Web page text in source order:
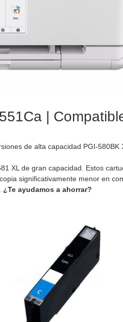
|
de alta capacidad PGI-580BK
XL de gran capacidad. Estos
significativamente menor en
¿Te ayudamos a ahorrar?